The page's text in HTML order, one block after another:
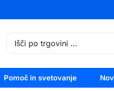
Search
for:
Pomoč in svetovanje